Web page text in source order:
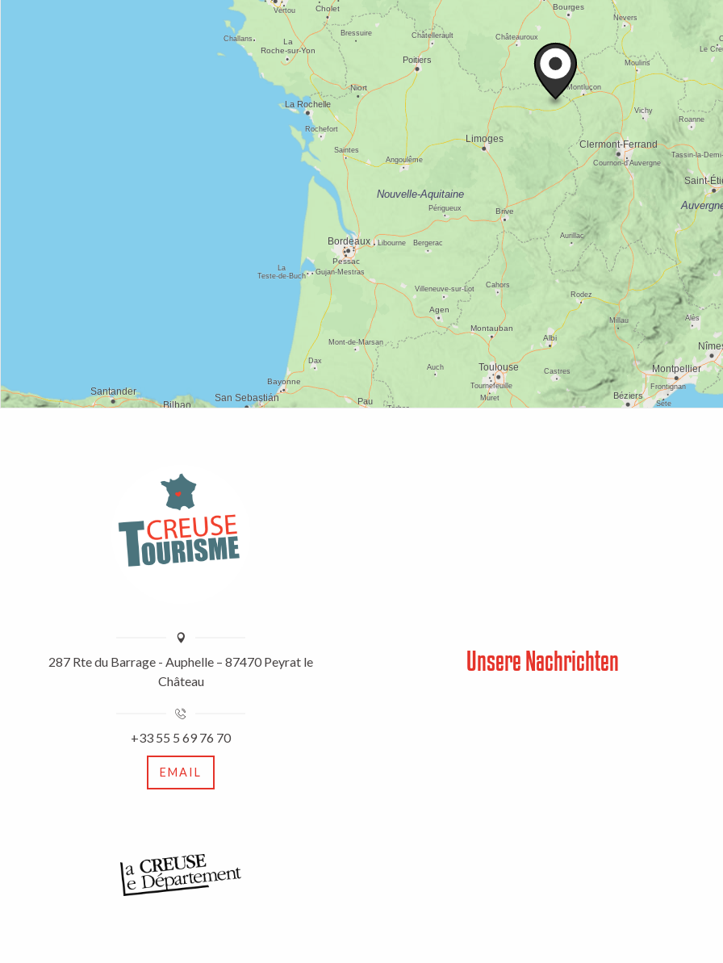
287 Rte du Barrage - Auphelle – 87470 Peyrat le
Château
+33 55 5 69 76 70
EMAIL
Unsere Nachrichten